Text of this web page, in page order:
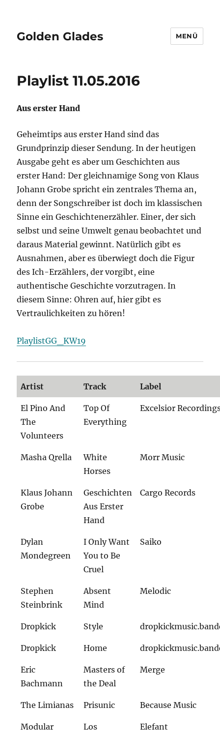
Golden Glades MENÜ
Playlist 11.05.2016
Aus erster Hand
Geheimtips aus erster Hand sind das
Grundprinzip dieser Sendung. In der heutigen
Ausgabe geht es aber um Geschichten aus
erster Hand: Der gleichnamige Song von Klaus
Johann Grobe spricht ein zentrales Thema an,
denn der Songschreiber ist doch im klassischen
Sinne ein Geschichtenerzähler. Einer, der sich
selbst und seine Umwelt genau beobachtet und
daraus Material gewinnt. Natürlich gibt es
Ausnahmen, aber es überwiegt doch die Figur
des Ich-Erzählers, der vorgibt, eine
authentische Geschichte vorzutragen. In
diesem Sinne: Ohren auf, hier gibt es
Vertraulichkeiten zu hören!
PlaylistGG_KW19
Artist Track Label
El Pino And
The
Volunteers
Top Of
Everything
Excelsior
Masha Qrella
White
Horses
Morr Music
Klaus Johann
Grobe
Geschichten
Aus Erster
Hand
Cargo Records
Dylan
Mondegreen
I Only Want
You to Be
Cruel
Saiko
Stephen
Steinbrink
Absent
Mind
Melodic
Dropkick Style
Dropkick Home
Eric
Bachmann
Masters of
the Deal
Merge
The Limianas Prisunic Because Music
Modular
Los
Elefant